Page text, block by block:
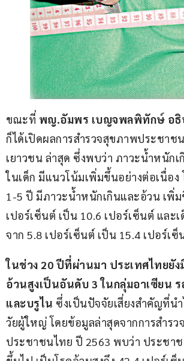
ขณะที่ พญ.อัมพร เบญจพลพิทักษ์ อธิ
ก็ได้เปิดผลการสำรวจสุขภาพประชาช
เยาวชน ล่าสุด ซึ่งพบว่า ภาวะน้ำหนัก
ในเด็ก มีแนวโน้มเพิ่มขึ้นอย่างต่อเนื่อง
1-5 ปี มีภาวะน้ำหนักเกินและอ้วน เพิ่
เปอร์เซ็นต์ เป็น 10.6 เปอร์เซ็นต์ และ
จาก 5.8 เปอร์เซ็นต์ เป็น 15.4 เปอร์เซ็
ในช่วง 20 ปีที่ผ่านมา ประเทศไทยยัง
อ้วนสูงเป็นอันดับ 3 ในกลุ่มอาเซียน ร
และบรูไน ซึ่งเป็นปัจจัยเสี่ยงสำคัญที่น
วัยผู้ใหญ่ โดยข้อมูลล่าสุดจากการสำรว
ประชาชนไทย ปี 2563 พบว่า ประชา